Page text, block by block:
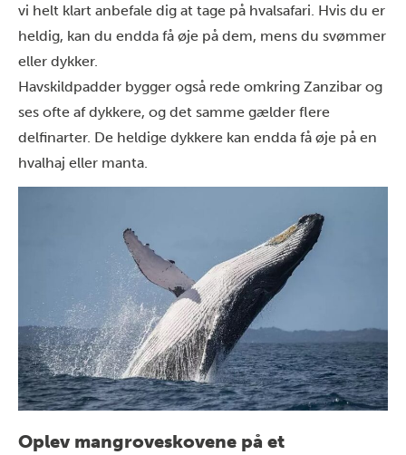
vi helt klart anbefale dig at tage på hvalsafari. Hvis du er
heldig, kan du endda få øje på dem, mens du svømmer
eller dykker.
Havskildpadder bygger også rede omkring Zanzibar og
ses ofte af dykkere, og det samme gælder flere
delfinarter. De heldige dykkere kan endda få øje på en
hvalhaj eller manta.
Oplev mangroveskovene på et